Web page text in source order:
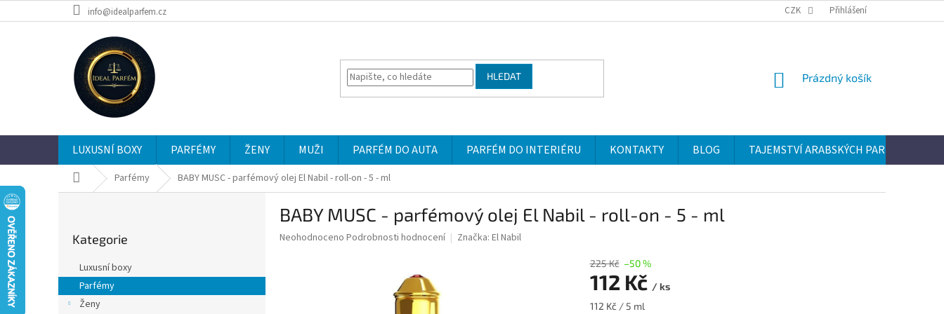
na
info@idealparfem.cz CZK Přihlášení
HLEDAT
NÁKUPNÍ
Prázdný košík
LUXUSNÍ BOXY PARFÉMY ŽENY MUŽI PARFÉM DO AUTA PARFÉM DO INTERIÉRU KONTAKTY BLOG TAJEMSTVÍ ARABSKÝCH PARFÉMŮ
Domů Parfémy BABY MUSC - parfémový olej El Nabil - roll-on - 5 - ml
a
n
kategorie
Kategorie
Luxusní boxy
Parfémy
Ženy
BABY MUSC - parfémový olej El Nabil - roll-on - 5 - ml
Průměrné
Neohodnoceno Podrobnosti hodnocení Značka: El Nabil
225 Kč –50 %
112 Kč / ks
Měrná
112 Kč / 5 ml